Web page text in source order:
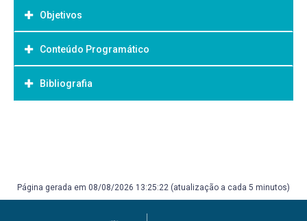
Objetivos
Objetivo Geral:
Gerais
Desenvolver as habilidades de recepção e de produção
metalinguística da Libras enriquecida por reflexões
Conteúdo Programático
Bibliografia
LAZZARIN, Márcia L. (orgs.) Cultura Surda na
Contemporaneidade- negociações, intercorrências e
provocações. Canoas: ULBRA, 2011. KARNOPP, Lodenir B.;
Página gerada em 08/08/2026 13:25:22 (atualização a cada 5 minutos)